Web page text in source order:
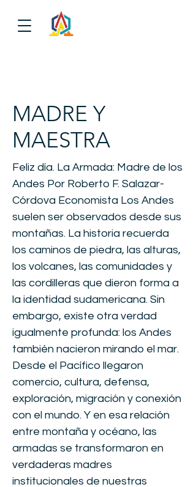
MADRE Y
MAESTRA
Feliz día. La Armada: Madre de los
Andes Por Roberto F. Salazar-
Córdova Economista Los Andes
suelen ser observados desde sus
montañas. La historia recuerda
los caminos de piedra, las alturas,
los volcanes, las comunidades y
las cordilleras que dieron forma a
la identidad sudamericana. Sin
embargo, existe otra verdad
igualmente profunda: los Andes
también nacieron mirando el mar.
Desde el Pacífico llegaron
comercio, cultura, defensa,
exploración, migración y conexión
con el mundo. Y en esa relación
entre montaña y océano, las
armadas se transformaron en
verdaderas madres
institucionales de nuestras